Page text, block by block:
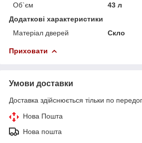
Об`єм
43 л
Додаткові характеристики
Матеріал дверей
Скло
Приховати
Умови доставки
Доставка здійснюється тільки по
Нова Пошта
Нова пошта